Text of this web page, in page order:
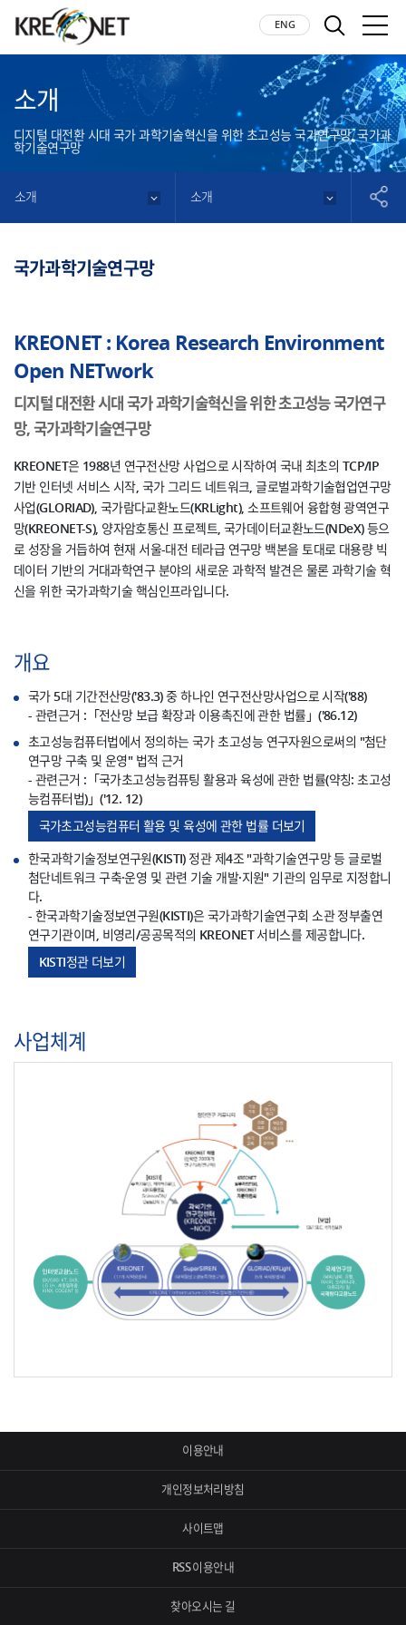
KREONET ENGLISH
검색 모바
소개
디지털 대전환 시대 국가 과학기술혁신을 위한 초고성능 국가연구망, 국가과
학기술연구망
소개
소개
공유
국가과학기술연구망
KREONET : Korea Research Environment
Open NETwork
디지털 대전환 시대 국가 과학기술혁신을 위한 초고성능 국가연구
망, 국가과학기술연구망
KREONET은 1988년 연구전산망 사업으로 시작하여 국내 최초의 TCP/IP
기반 인터넷 서비스 시작, 국가 그리드 네트워크, 글로벌과학기술협업연구망
사업(GLORIAD), 국가람다교환노드(KRLight), 소프트웨어 융합형 광역연구
망(KREONET-S), 양자암호통신 프로젝트, 국가데이터교환노드(NDeX) 등으
로 성장을 거듭하여 현재 서울-대전 테라급 연구망 백본을 토대로 대용량 빅
데이터 기반의 거대과학연구 분야의 새로운 과학적 발견은 물론 과학기술 혁
신을 위한 국가과학기술 핵심인프라입니다.
개요
국가 5대 기간전산망('83.3) 중 하나인 연구전산망사업으로 시작('88)
- 관련근거 :「전산망 보급 확장과 이용촉진에 관한 법률」('86.12)
초고성능컴퓨터법에서 정의하는 국가 초고성능 연구자원으로써의 "첨단
연구망 구축 및 운영" 법적 근거
- 관련근거 :「국가초고성능컴퓨팅 활용과 육성에 관한 법률(약칭: 초고성
능컴퓨터법)」('12. 12)
국가초고성능컴퓨터 활용 및 육성에 관한 법률 더보기
한국과학기술정보연구원(KISTI) 정관 제4조 "과학기술연구망 등 글로벌
첨단네트워크 구축·운영 및 관련 기술 개발·지원" 기관의 임무로 지정합니
다.
- 한국과학기술정보연구원(KISTI)은 국가과학기술연구회 소관 정부출연
연구기관이며, 비영리/공공목적의 KREONET 서비스를 제공합니다.
KISTI정관 더보기
사업체계
이용안내
개인정보처리방침
사이트맵
RSS 이용안내
찾아오시는 길